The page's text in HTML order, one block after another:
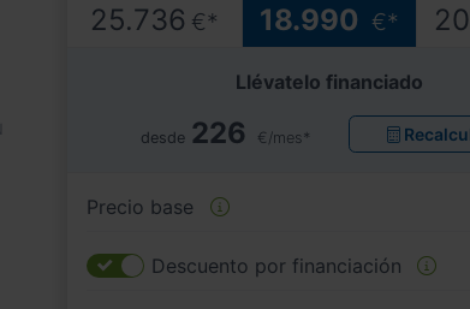
25.736 €* 18.990 €*
Llévatelo financiado
desde 226 €/mes*
Precio base
Descuento por financiación